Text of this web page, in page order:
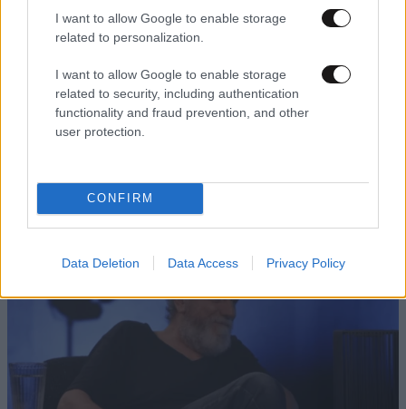
I want to allow Google to enable storage
related to personalization.
I want to allow Google to enable storage
related to security, including authentication
functionality and fraud prevention, and other
user protection.
CONFIRM
Data Deletion Data Access Privacy Policy
ΕΛΛΑΔΑ53 λ. πριν
Οι πρώτες δηλώσεις του οδηγού του φορτηγού
είχε χάσει τον έλεγχο, έφυγε στο αντίθετο